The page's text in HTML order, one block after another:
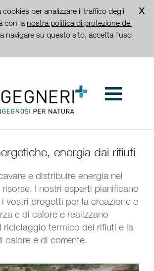
per analizzare il traffico degli
con la nostra politica di protezione dei
navigare su questo sito, accetta l'uso
energia dai rifiuti
e distribuire energia nel
I nostri esperti pianificano
vostri progetti per la creazione e
e di calore e realizzano
riciclaggio termico dei rifiuti e la
calore e di corrente.